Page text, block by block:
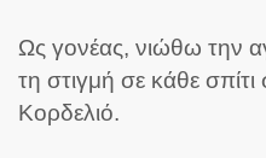
Ως γονέας, νιώθω την
τη στιγμή σε κάθε
Κορδελιό.